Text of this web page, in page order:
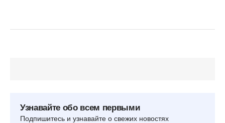
Узнавайте обо всем первыми
Подпишитесь и узнавайте о свежих новостях